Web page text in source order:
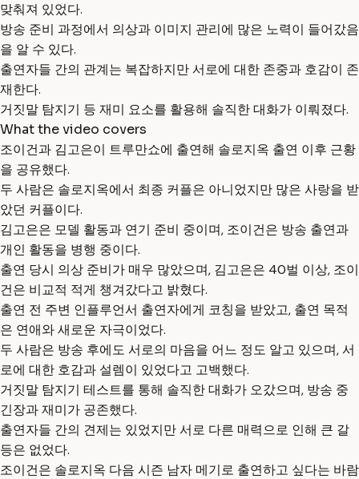
맞춰져 있었다.
방송 준비 과정에서 의상과 이미지 관리에 많은 노력이 들어갔음
을 알 수 있다.
출연자들 간의 관계는 복잡하지만 서로에 대한 존중과 호감이 존
재한다.
거짓말 탐지기 등 재미 요소를 활용해 솔직한 대화가 이뤄졌다.
What the video covers
조이건과 김고은이 트루만쇼에 출연해 솔로지옥 출연 이후 근황
을 공유했다.
두 사람은 솔로지옥에서 최종 커플은 아니었지만 많은 사랑을 받
았던 커플이다.
김고은은 모델 활동과 연기 준비 중이며, 조이건은 방송 출연과
개인 활동을 병행 중이다.
출연 당시 의상 준비가 매우 많았으며, 김고은은 40벌 이상, 조이
건은 비교적 적게 챙겨갔다고 밝혔다.
출연 전 주변 인플루언서 출연자에게 코칭을 받았고, 출연 목적
은 연애와 새로운 자극이었다.
두 사람은 방송 후에도 서로의 마음을 어느 정도 알고 있으며, 서
로에 대한 호감과 설렘이 있었다고 고백했다.
거짓말 탐지기 테스트를 통해 솔직한 대화가 오갔으며, 방송 중
긴장과 재미가 공존했다.
출연자들 간의 견제는 있었지만 서로 다른 매력으로 인해 큰 갈
등은 없었다.
조이건은 솔로지옥 다음 시즌 남자 메기로 출연하고 싶다는 바람